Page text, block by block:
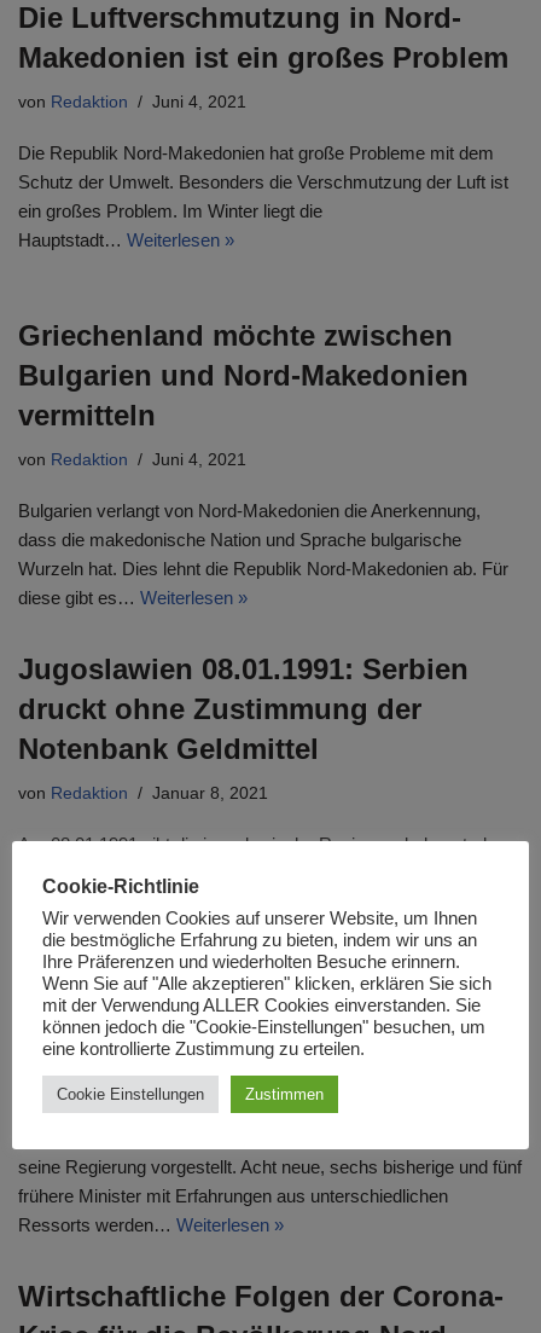
Die Luftverschmutzung in Nord-
Makedonien ist ein großes Problem
von Redaktion Juni 4, 2021
Die Republik Nord-Makedonien hat große Probleme mit dem
Schutz der Umwelt. Besonders die Verschmutzung der Luft ist
ein großes Problem. Im Winter liegt die
Hauptstadt… Weiterlesen »
Griechenland möchte zwischen
Bulgarien und Nord-Makedonien
vermitteln
von Redaktion Juni 4, 2021
Bulgarien verlangt von Nord-Makedonien die Anerkennung,
dass die makedonische Nation und Sprache bulgarische
Wurzeln hat. Dies lehnt die Republik Nord-Makedonien ab. Für
diese gibt es… Weiterlesen »
Jugoslawien 08.01.1991: Serbien
druckt ohne Zustimmung der
Notenbank Geldmittel
von Redaktion Januar 8, 2021
Am 08.01.1991 gibt die jugoslawische Regierung bekannt, dass
Jugoslawien“ („SFRJ“) Geldmittel im Wert…Weiterlesen »
So sieht die neue Regierung in
Nord-Mazedonien aus
Redaktion August 31, 2020
seine Regierung vorgestellt. Acht neue, sechs bisherige und fünf
frühere Minister mit Erfahrungen aus unterschiedlichen
Ressorts werden… Weiterlesen »
Wirtschaftliche Folgen der Corona-
Cookie-Richtlinie
Wir verwenden Cookies auf unserer Website, um Ihnen
die bestmögliche Erfahrung zu bieten, indem wir uns an
Ihre Präferenzen und wiederholten Besuche erinnern.
Wenn Sie auf "Alle akzeptieren" klicken, erklären Sie sich
mit der Verwendung ALLER Cookies einverstanden. Sie
können jedoch die "Cookie-Einstellungen" besuchen, um
eine kontrollierte Zustimmung zu erteilen.
Cookie Einstellungen Zustimmen